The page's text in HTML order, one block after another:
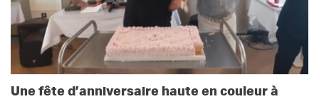
Une fête d’anniversaire haute en couleur à